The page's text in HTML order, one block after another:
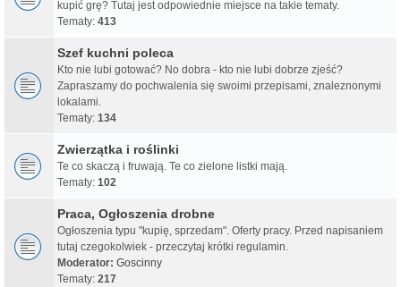
kupić grę? Tutaj jest odpowiednie miejsce na takie tematy.
Tematy: 413
Szef kuchni poleca
Kto nie lubi gotować? No dobra - kto nie lubi dobrze zjeść?
Zapraszamy do pochwalenia się swoimi przepisami, znaleznonymi
lokalami.
Tematy: 134
Zwierzątka i roślinki
Te co skaczą i fruwają. Te co zielone listki mają.
Tematy: 102
Praca, Ogłoszenia drobne
Ogłoszenia typu "kupię, sprzedam". Oferty pracy. Przed napisaniem
tutaj czegokolwiek - przeczytaj krótki regulamin.
Moderator: Goscinny
Tematy: 217